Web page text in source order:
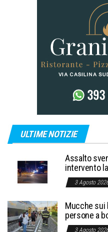
ULTIME NOTIZIE
Assalto
intervento
3 Agosto
Mucche sui
persone a
3 Agosto